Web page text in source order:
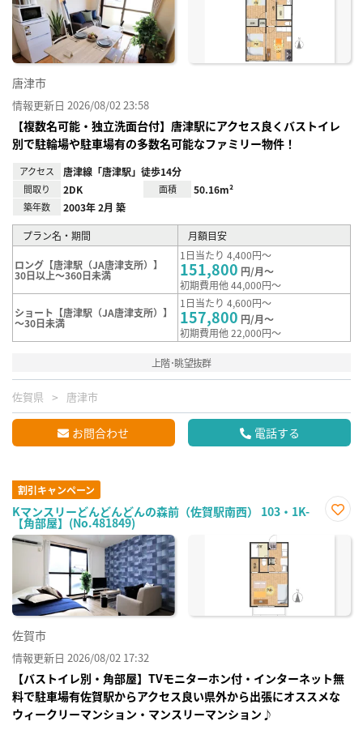
唐津市
情報更新日 2026/08/02 23:58
【複数名可能・独立洗面台付】唐津駅にアクセス良くバストイレ
別で駐輪場や駐車場有の多数名可能なファミリー物件！
アクセス 唐津線「唐津駅」徒歩14分
間取り 2DK 面積 50.16m²
築年数 2003年 2月 築
プラン名・期間 月額目安
ロング【唐津駅（JA唐津支所）】
30日以上～360日未満
1日当たり 4,400円～
151,800 円/月～
初期費用他 44,000円～
ショート【唐津駅（JA唐津支所）】
～30日未満
1日当たり 4,600円～
157,800 円/月～
初期費用他 22,000円～
上階･眺望抜群
佐賀県 唐津市
お問合わせ 電話する
割引キャンペーン
Kマンスリーどんどんどんの森前（佐賀駅南西） 103・1K-
【角部屋】(No.481849)
に入
佐賀市
情報更新日 2026/08/02 17:32
【バストイレ別・角部屋】TVモニターホン付・インターネット無
料で駐車場有佐賀駅からアクセス良い県外から出張にオススメな
ウィークリーマンション・マンスリーマンション♪